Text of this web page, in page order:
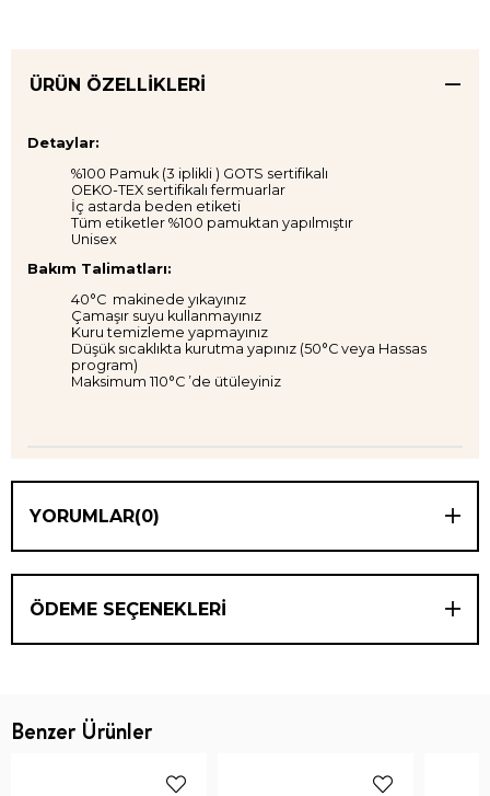
ÜRÜN ÖZELLIKLERI
Detaylar:
%100 Pamuk (3 iplikli ) GOTS sertifikalı
OEKO-TEX sertifikalı fermuarlar
İç astarda beden etiketi
Tüm etiketler %100 pamuktan yapılmıştır
Unisex
Bakım Talimatları:
40°C makinede yıkayınız
Çamaşır suyu kullanmayınız
Kuru temizleme yapmayınız
Düşük sıcaklıkta kurutma yapınız (50°C veya Hassas
program)
Maksimum 110°C ’de ütüleyiniz
YORUMLAR(0)
ÖDEME SEÇENEKLERI
Benzer Ürünler